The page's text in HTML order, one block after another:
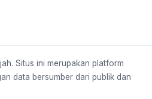
Situs ini merupakan platform
data bersumber dari publik dan